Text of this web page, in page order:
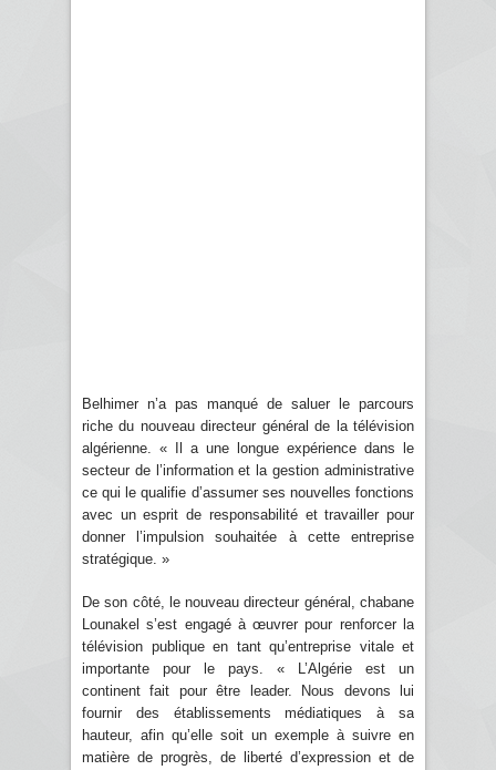
Belhimer n’a pas manqué de saluer le parcours
riche du nouveau directeur général de la télévision
algérienne. « Il a une longue expérience dans le
secteur de l’information et la gestion administrative
ce qui le qualifie d’assumer ses nouvelles fonctions
avec un esprit de responsabilité et travailler pour
donner l’impulsion souhaitée à cette entreprise
stratégique. »
De son côté, le nouveau directeur général, chabane
Lounakel s’est engagé à œuvrer pour renforcer la
télévision publique en tant qu’entreprise vitale et
importante pour le pays. « L’Algérie est un
continent fait pour être leader. Nous devons lui
fournir des établissements médiatiques à sa
hauteur, afin qu’elle soit un exemple à suivre en
matière de progrès, de liberté d’expression et de